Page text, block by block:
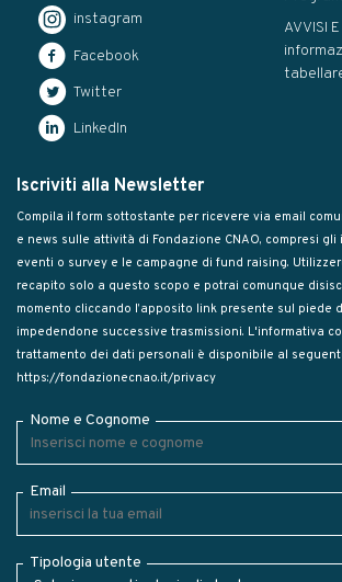
instagram
Facebook
Twitter
LinkedIn
AVVISI
Iscriviti alla Newsletter
Compila il form sottostante per ricevere via email
e news sulle attività di Fondazione CNAO, compresi
eventi o survey e le campagne di fund raising.
recapito solo a questo scopo e potrai comunque
momento cliccando l’apposito link presente sul piede
impedendone successive trasmissioni. L'informativa
trattamento dei dati personali è disponibile al
https://fondazionecnao.it/privacy
Nome e Cognome
Email
Tipologia utente